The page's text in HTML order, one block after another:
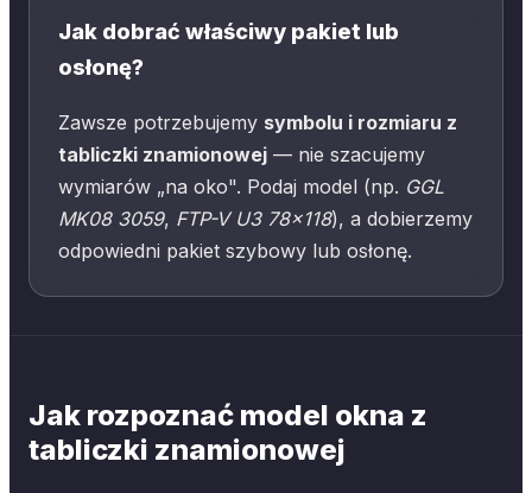
Jak dobrać właściwy pakiet lub
osłonę?
Zawsze potrzebujemy symbolu i rozmiaru z
tabliczki znamionowej — nie szacujemy
wymiarów „na oko". Podaj model (np. GGL
MK08 3059, FTP-V U3 78×118), a dobierzemy
odpowiedni pakiet szybowy lub osłonę.
Jak rozpoznać model okna z
tabliczki znamionowej